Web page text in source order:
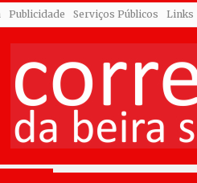
Publicidade Serviços Públicos Links